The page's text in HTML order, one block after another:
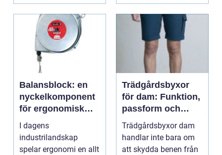
Balansblock: en
nyckelkomponent
för ergonomisk
effektivitet
I dagens
industrilandskap
spelar ergonomi en allt
Trädgårdsbyxor
för dam: Funktion,
passform och
hållbar stil i
rabatten
Trädgårdsbyxor dam
handlar inte bara om
att skydda benen från